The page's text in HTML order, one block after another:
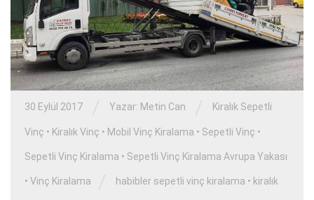
30 Eylül 2017 Yazar: Metin Can Kiralık Sepetli
Vinç • Kiralık Vinç • Mobil Vinç Kiralama • Sepetli Vinç •
Sepetli Vinç Kiralama • Sepetli Vinç Kiralama Avrupa Yakası
• Vinç Kiralama habibler sepetli vinç kiralama • kiralık